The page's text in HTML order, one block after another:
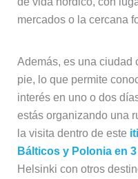
mercados o la cercana
Además, es una ciudad
pie, lo que permite
interés en uno o dos
estás organizando una
la visita dentro de este
Bálticos y Polonia en
Helsinki con otros